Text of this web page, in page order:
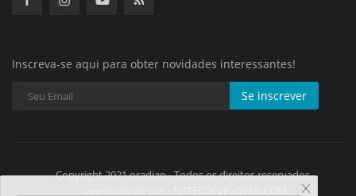
Inscreva-se aqui para obter novidades interessantes!
Se inscrever
Copyright 2021 oradiao - Todos os direitos reservados.